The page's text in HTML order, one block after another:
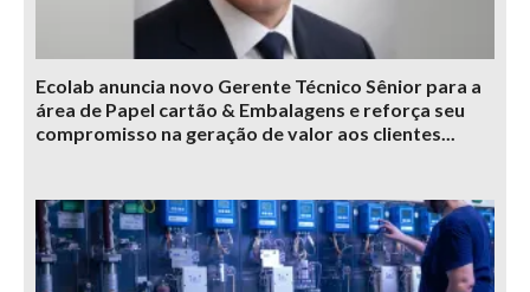
Ecolab anuncia novo Gerente Técnico Sênior para a
área de Papel cartão & Embalagens e reforça seu
compromisso na geração de valor aos clientes...